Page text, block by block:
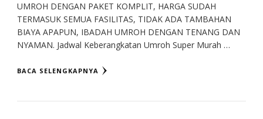
UMROH DENGAN PAKET KOMPLIT, HARGA SUDAH
TERMASUK SEMUA FASILITAS, TIDAK ADA TAMBAHAN
BIAYA APAPUN, IBADAH UMROH DENGAN TENANG DAN
NYAMAN. Jadwal Keberangkatan Umroh Super Murah …
BACA SELENGKAPNYA